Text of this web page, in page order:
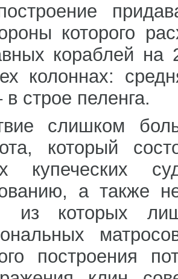
которого
кораблей
колоннах:
строе пеленга.
слишком
который
купеческих
а также
из которых
построения